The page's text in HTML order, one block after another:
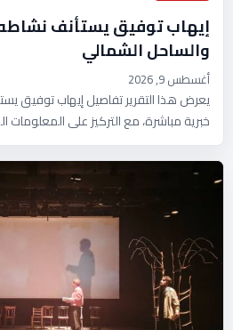
إيهاب توفيق يستأنف نشاطه
والساحل الشمالي
أغسطس 9, 2026
يعرض هذا التقرير تفاصيل إيهاب توفيق
خبرية مباشرة، مع التركيز على المعلومات